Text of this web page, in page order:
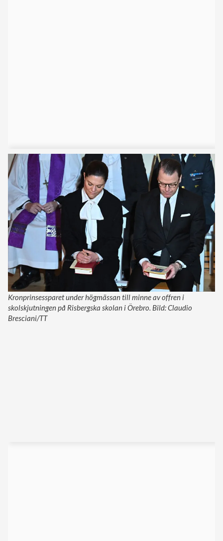
Kronprinsessparet under högmässan till minne av offren i
skolskjutningen på Risbergska skolan i Örebro. Bild: Claudio
Bresciani/TT